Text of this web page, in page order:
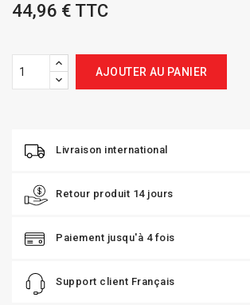
44,96 € TTC
AJOUTER AU PANIER
Livraison international
Retour produit 14 jours
Paiement jusqu'à 4 fois
Support client Français